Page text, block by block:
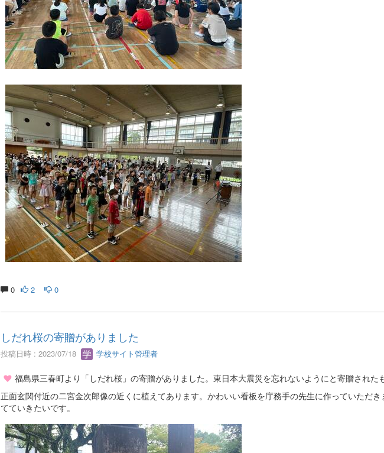
0 2 0
しだれ桜の寄贈がありました
投稿日時 : 2023/07/18 学校サイト管理者
福島県三春町より「しだれ桜」の寄贈がありました。東日本大震災を忘れないようにと寄贈された
正面玄関付近の二宮金次郎像の近くに植えてあります。かわいい看板を庁務手の先生に作っていただ
てていきたいです。